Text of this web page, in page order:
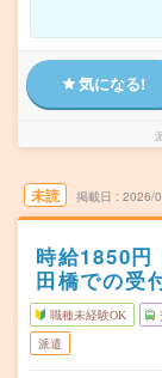
気になる!
未読 掲載日 2026/
時給1850
田橋での受
職種未経験OK
派遣